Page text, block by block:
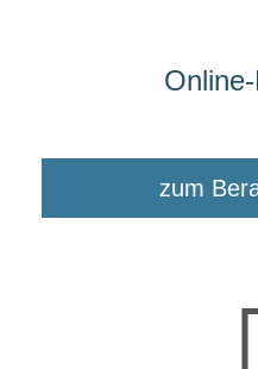
zum